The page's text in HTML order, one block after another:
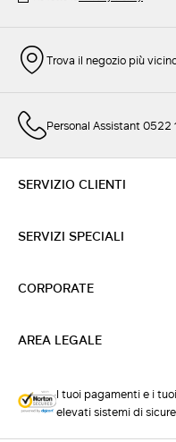
Trova il negozio più
Personal Assistant 0522
SERVIZIO CLIENTI
SERVIZI SPECIALI
CORPORATE
AREA LEGALE
I tuoi pagamenti e i
elevati sistemi di